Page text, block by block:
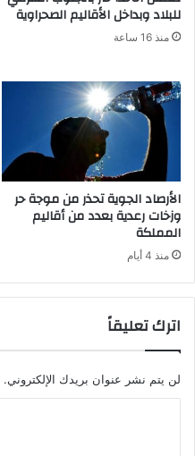
للبلاد وبداخل الأقاليم الصحراوية
منذ 16 ساعة
الأرصاد الجوية تحذر من موجة حر
وزخات رعدية بعدد من أقاليم
المملكة
منذ 4 أيام
اترك تعليقاً
لن يتم نشر عنوان بريدك الإلكتروني.